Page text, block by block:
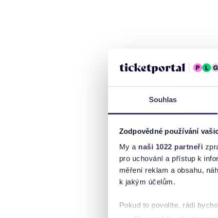
Souhlas
Zodpovědné používání
My a naši 1022 partneři
pro uchování a přístup k
měření reklam a obsahu,
k jakým účelům.
Pokud to povolíte, rádi